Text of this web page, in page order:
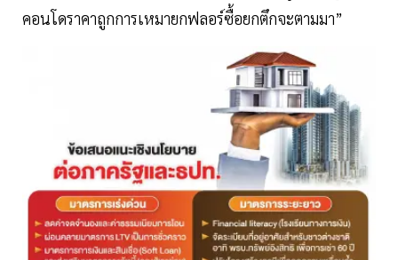
คอนโดราคาถูกการเหมายกฟลอร์ซื้อยกตึกจะตามมา”